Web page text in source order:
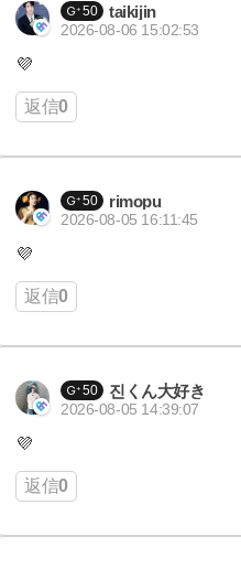
50 taikijin
2026-08-06 15:02:53
💜
返信0
50 rimopu
2026-08-05 16:11:45
💜
返信0
50 진くん大好き
2026-08-05 14:39:07
💜
返信0